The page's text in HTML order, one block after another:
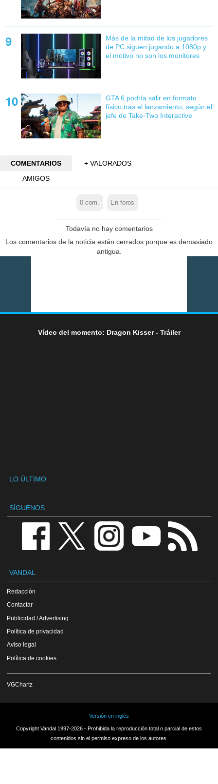
Más de la mitad de los jugadores
de PC siguen jugando a 1080p y
el motivo no son los monitores
GTA 6 podría salir en formato
físico tras el lanzamiento, según el
jefe de Take-Two Interactive
COMENTARIOS
+ VALORADOS
AMIGOS
0 com. En foros
Todavía no hay comentarios
Los comentarios de la noticia están cerrados porque es demasiado
antigua.
Vídeo del momento: Dragon Kisser - Tráiler
LO ÚLTIMO
SÍGUENOS
VANDAL
Redacción
Contactar
Publicidad / Advertising
Política de privacidad
Aviso legal
Política de cookies
VGChartz
Versión en inglés
Copyright Vandal 1997-2026 - Prohibida la reproducción total o parcial de estos
contenidos sin el permiso expreso de los autores.